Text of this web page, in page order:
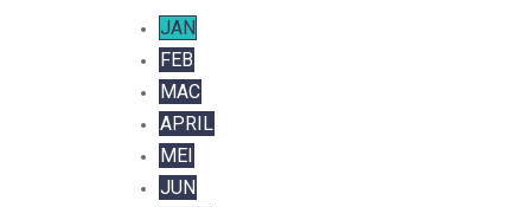
JAN
FEB
MAC
APRIL
MEI
JUN